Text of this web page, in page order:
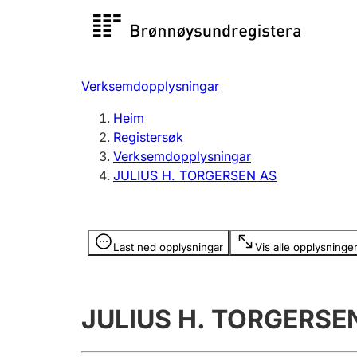
Registersøk
Registrere, endre, slette
Verksemdopplysningar
Heim
Registersøk
Verksemdopplysningar
JULIUS H. TORGERSEN AS
Last ned opplysningar Vis alle opplysninger
Opplysninger er skjult
JULIUS H.